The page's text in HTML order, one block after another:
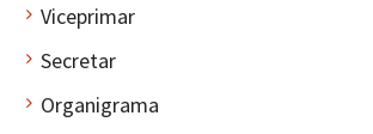
Viceprimar
Secretar
Organigrama